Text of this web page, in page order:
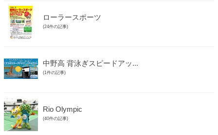
ローラースポーツ
(24件の記事)
中野高 背泳ぎスピードアッ...
(1件の記事)
Rio Olympic
(40件の記事)